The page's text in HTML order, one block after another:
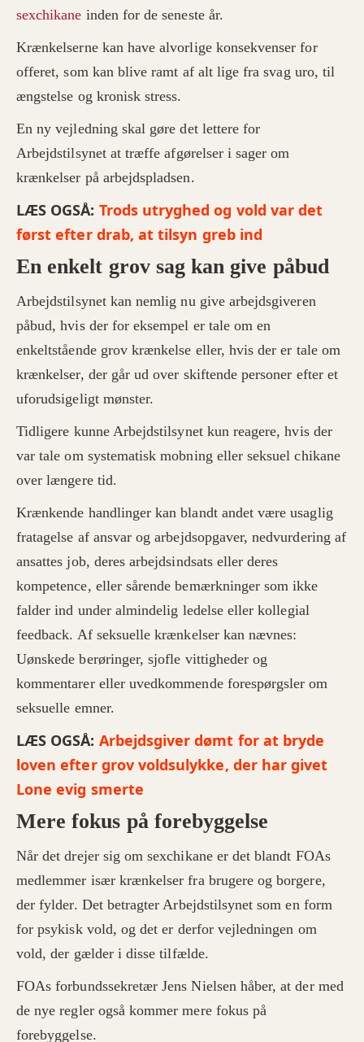
sexchikane inden for de seneste år.
Krænkelserne kan have alvorlige konsekvenser for
offeret, som kan blive ramt af alt lige fra svag uro, til
ængstelse og kronisk stress.
En ny vejledning skal gøre det lettere for
Arbejdstilsynet at træffe afgørelser i sager om
krænkelser på arbejdspladsen.
LÆS OGSÅ: Trods utryghed og vold var det
først efter drab, at tilsyn greb ind
En enkelt grov sag kan give påbud
Arbejdstilsynet kan nemlig nu give arbejdsgiveren
påbud, hvis der for eksempel er tale om en
enkeltstående grov krænkelse eller, hvis der er tale om
krænkelser, der går ud over skiftende personer efter et
uforudsigeligt mønster.
Tidligere kunne Arbejdstilsynet kun reagere, hvis der
var tale om systematisk mobning eller seksuel chikane
over længere tid.
Krænkende handlinger kan blandt andet være usaglig
fratagelse af ansvar og arbejdsopgaver, nedvurdering af
ansattes job, deres arbejdsindsats eller deres
kompetence, eller sårende bemærkninger som ikke
falder ind under almindelig ledelse eller kollegial
feedback. Af seksuelle krænkelser kan nævnes:
Uønskede berøringer, sjofle vittigheder og
kommentarer eller uvedkommende forespørgsler om
seksuelle emner.
LÆS OGSÅ: Arbejdsgiver dømt for at bryde
loven efter grov voldsulykke, der har givet
Lone evig smerte
Mere fokus på forebyggelse
Når det drejer sig om sexchikane er det blandt FOAs
medlemmer især krænkelser fra brugere og borgere,
der fylder. Det betragter Arbejdstilsynet som en form
for psykisk vold, og det er derfor vejledningen om
vold, der gælder i disse tilfælde.
FOAs forbundssekretær Jens Nielsen håber, at der med
de nye regler også kommer mere fokus på
forebyggelse.